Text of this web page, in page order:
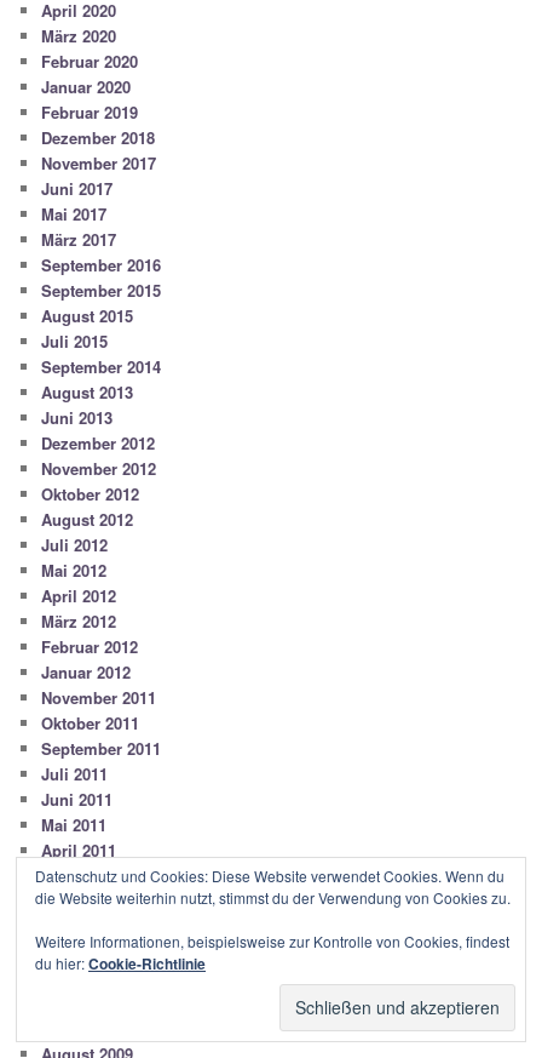
April 2020
März 2020
Februar 2020
Januar 2020
Februar 2019
Dezember 2018
November 2017
Juni 2017
Mai 2017
März 2017
September 2016
September 2015
August 2015
Juli 2015
September 2014
August 2013
Juni 2013
Dezember 2012
November 2012
Oktober 2012
August 2012
Juli 2012
Mai 2012
April 2012
März 2012
Februar 2012
Januar 2012
November 2011
Oktober 2011
September 2011
Juli 2011
Juni 2011
Mai 2011
April 2011
März 2011
Februar 2011
Mai 2010
Januar 2010
Datenschutz und Cookies: Diese Website verwendet Cookies. Wenn du
die Website weiterhin nutzt, stimmst du der Verwendung von Cookies zu.
Weitere Informationen, beispielsweise zur Kontrolle von Cookies, findest
du hier:Cookie-Richtlinie